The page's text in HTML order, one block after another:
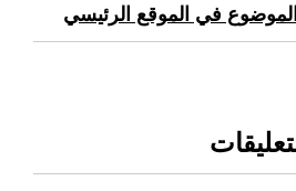
في الموقع الرئيسي